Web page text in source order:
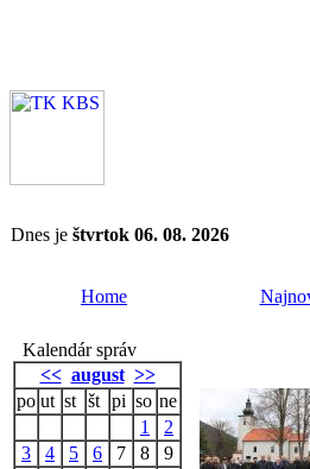
Dnes je štvrtok 06. 08. 2026
Home
Kalendár správ
<< august >>
po ut st št pi so ne
1
2
3
4 5 6 7 8
9